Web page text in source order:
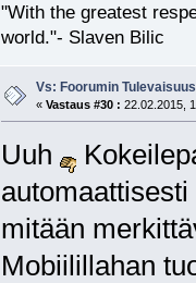
"With the greatest
world."- Slaven Bilic
Vs: Foorumin
« Vastaus #30 : 22.02.2015,
Uuh
mitään
Mobiilillahan